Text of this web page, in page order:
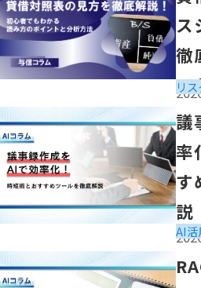
ス
徹
で
ポ
リ
「議事録作成をAIで効率化！時議
率
す
説
AI活
「RAGとは？生成AIの精度を向